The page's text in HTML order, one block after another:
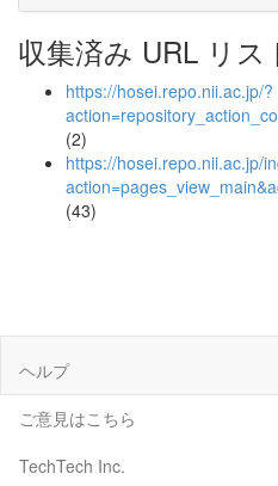
収集済み URL リス
https://hosei.repo.nii.ac.jp/?
(2)
https://hosei.repo.nii.ac.jp/
(43)
ヘルプ
ご意見はこちら
TechTech Inc.